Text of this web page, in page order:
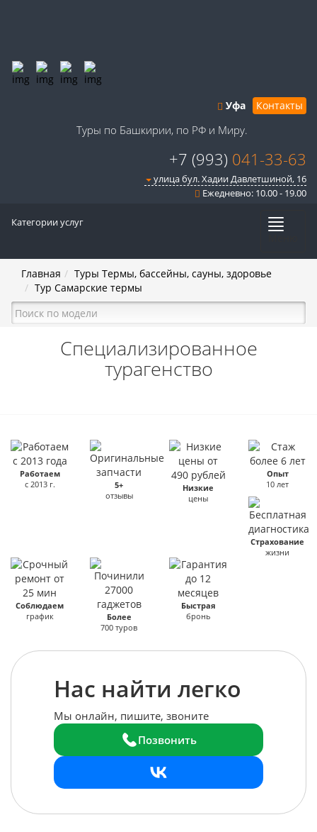
Уфа Контакты
Туры по Башкирии, по РФ и Миру.
+7 (993) 041-33-63
улица бул. Хадии Давлетшиной, 16
Ежедневно: 10.00 - 19.00
Категории услуг
Главная
Туры Термы, бассейны, сауны, здоровье
Тур Самарские термы
Специализированное
турагенство
Работаем
с 2013 г.
5+
отзывы
Низкие
цены
Опыт
10 лет
Страхование
жизни
Соблюдаем
график
Более
700 туров
Быстрая
бронь
Нас найти легко
Мы онлайн, пишите, звоните
Позвонить